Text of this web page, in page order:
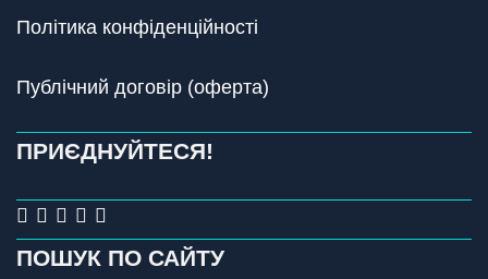
Політика конфіденційності
Публічний договір (оферта)
ПРИЄДНУЙТЕСЯ!
ПОШУК ПО САЙТУ